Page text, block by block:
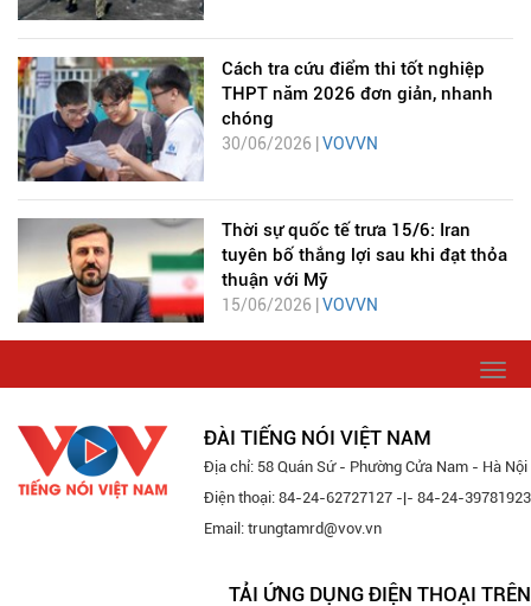
Cách tra cứu điểm thi tốt nghiệp
THPT năm 2026 đơn giản, nhanh
chóng
30/06/2026 | VOVVN
Thời sự quốc tế trưa 15/6: Iran
tuyên bố thắng lợi sau khi đạt thỏa
thuận với Mỹ
15/06/2026 | VOVVN
ĐÀI TIẾNG NÓI VIỆT NAM
Địa chỉ: 58 Quán Sứ - Phường Cửa Nam - Hà Nội
Điện thoại: 84-24-62727127 -|- 84-24-39781923
Email: trungtamrd@vov.vn
TẢI ỨNG DỤNG ĐIỆN THOẠI TRÊN